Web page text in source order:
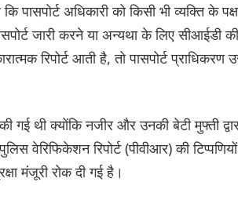
पासपोर्ट अधिकारी को किसी भी व्यक्ति के
जारी करने या अन्यथा के लिए सीआईडी की
रिपोर्ट आती है, तो पासपोर्ट प्राधिकरण
गई थी क्योंकि नजीर और उनकी बेटी मुफ्ती
वेरिफिकेशन रिपोर्ट (पीवीआर) की टिप्पणियों
मंजूरी रोक दी गई है।